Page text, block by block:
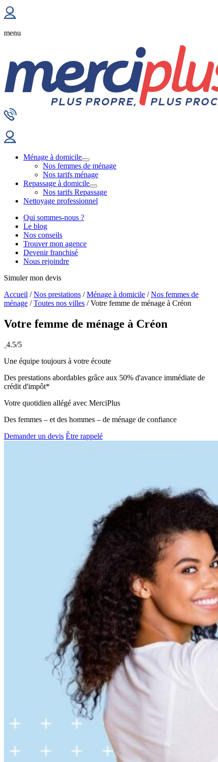
menu
Ménage à domicile
Nos femmes de ménage
Nos tarifs ménage
Repassage à domicile
Nos tarifs Repassage
Nettoyage professionnel
Qui sommes-nous ?
Le blog
Nos conseils
Trouver mon agence
Devenir franchisé
Nous rejoindre
Simuler mon devis
Accueil /Nos prestations /Ménage à domicile /Nos femmes de
ménage /Toutes nos villes /Votre femme de ménage à Créon
Votre femme de ménage à Créon
4.5/5
Une équipe toujours à votre écoute
Des prestations abordables grâce aux 50% d'avance immédiate de
crédit d'impôt*
Votre quotidien allégé avec MerciPlus
Des femmes – et des hommes – de ménage de confiance
Demander un devis Être rappelé